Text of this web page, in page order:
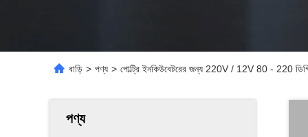
বাড়ি > পণ্য > পোল্ট্রি ইনকিউবেটরের জন্য 220V / 12V 80 - 220
পণ্য